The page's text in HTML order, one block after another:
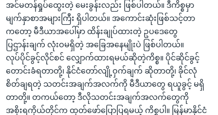
အင်မတန်ရှုပ်ထွေးတဲ့ မေးခွန်းလည်း ဖြစ်ပါတယ်။ ဒီကိစ္စမှာ
မျက်နှာစာအများကြီး ရှိပါတယ်။ အကောင်းဆုံးဖြစ်သင့်တာ
ကတော့ မီဒီယာအပေါ်မှာ ထိန်းချုပ်ထားတဲ့ ဥပဒေတွေ
ပြဌာန်းချက် လုံးဝမရှိတဲ့ အခြေအနေမျိုးပဲ ဖြစ်ပါတယ်။
လုပ်ပိုင်ခွင့်လိုင်စင် လျှောက်ထားရမယ်ဆိုတဲ့ကိစ္စ။ ပိုင်ဆိုင်ခွင့်
တောင်းခံရတာတို့၊ နိုင်ငံတော်လျို့ဝှက်ချက် ဆိုတာတို့၊ ခိုင်လုံ
စိတ်ချရတဲ့ သတင်းအချက်အလက်ကို မီဒီယာတွေ ရယူခွင့် မရှိ
တာတို့။ တကယ်တော့ ဒီလိုသတင်းအချက်အလက်တွေကို
အစိုးရကိုယ်တိုင်က ထုတ်ဖော်ပြောပြရမယ့် ကိစ္စပါ။ မြန်မာနိုင်ငံ